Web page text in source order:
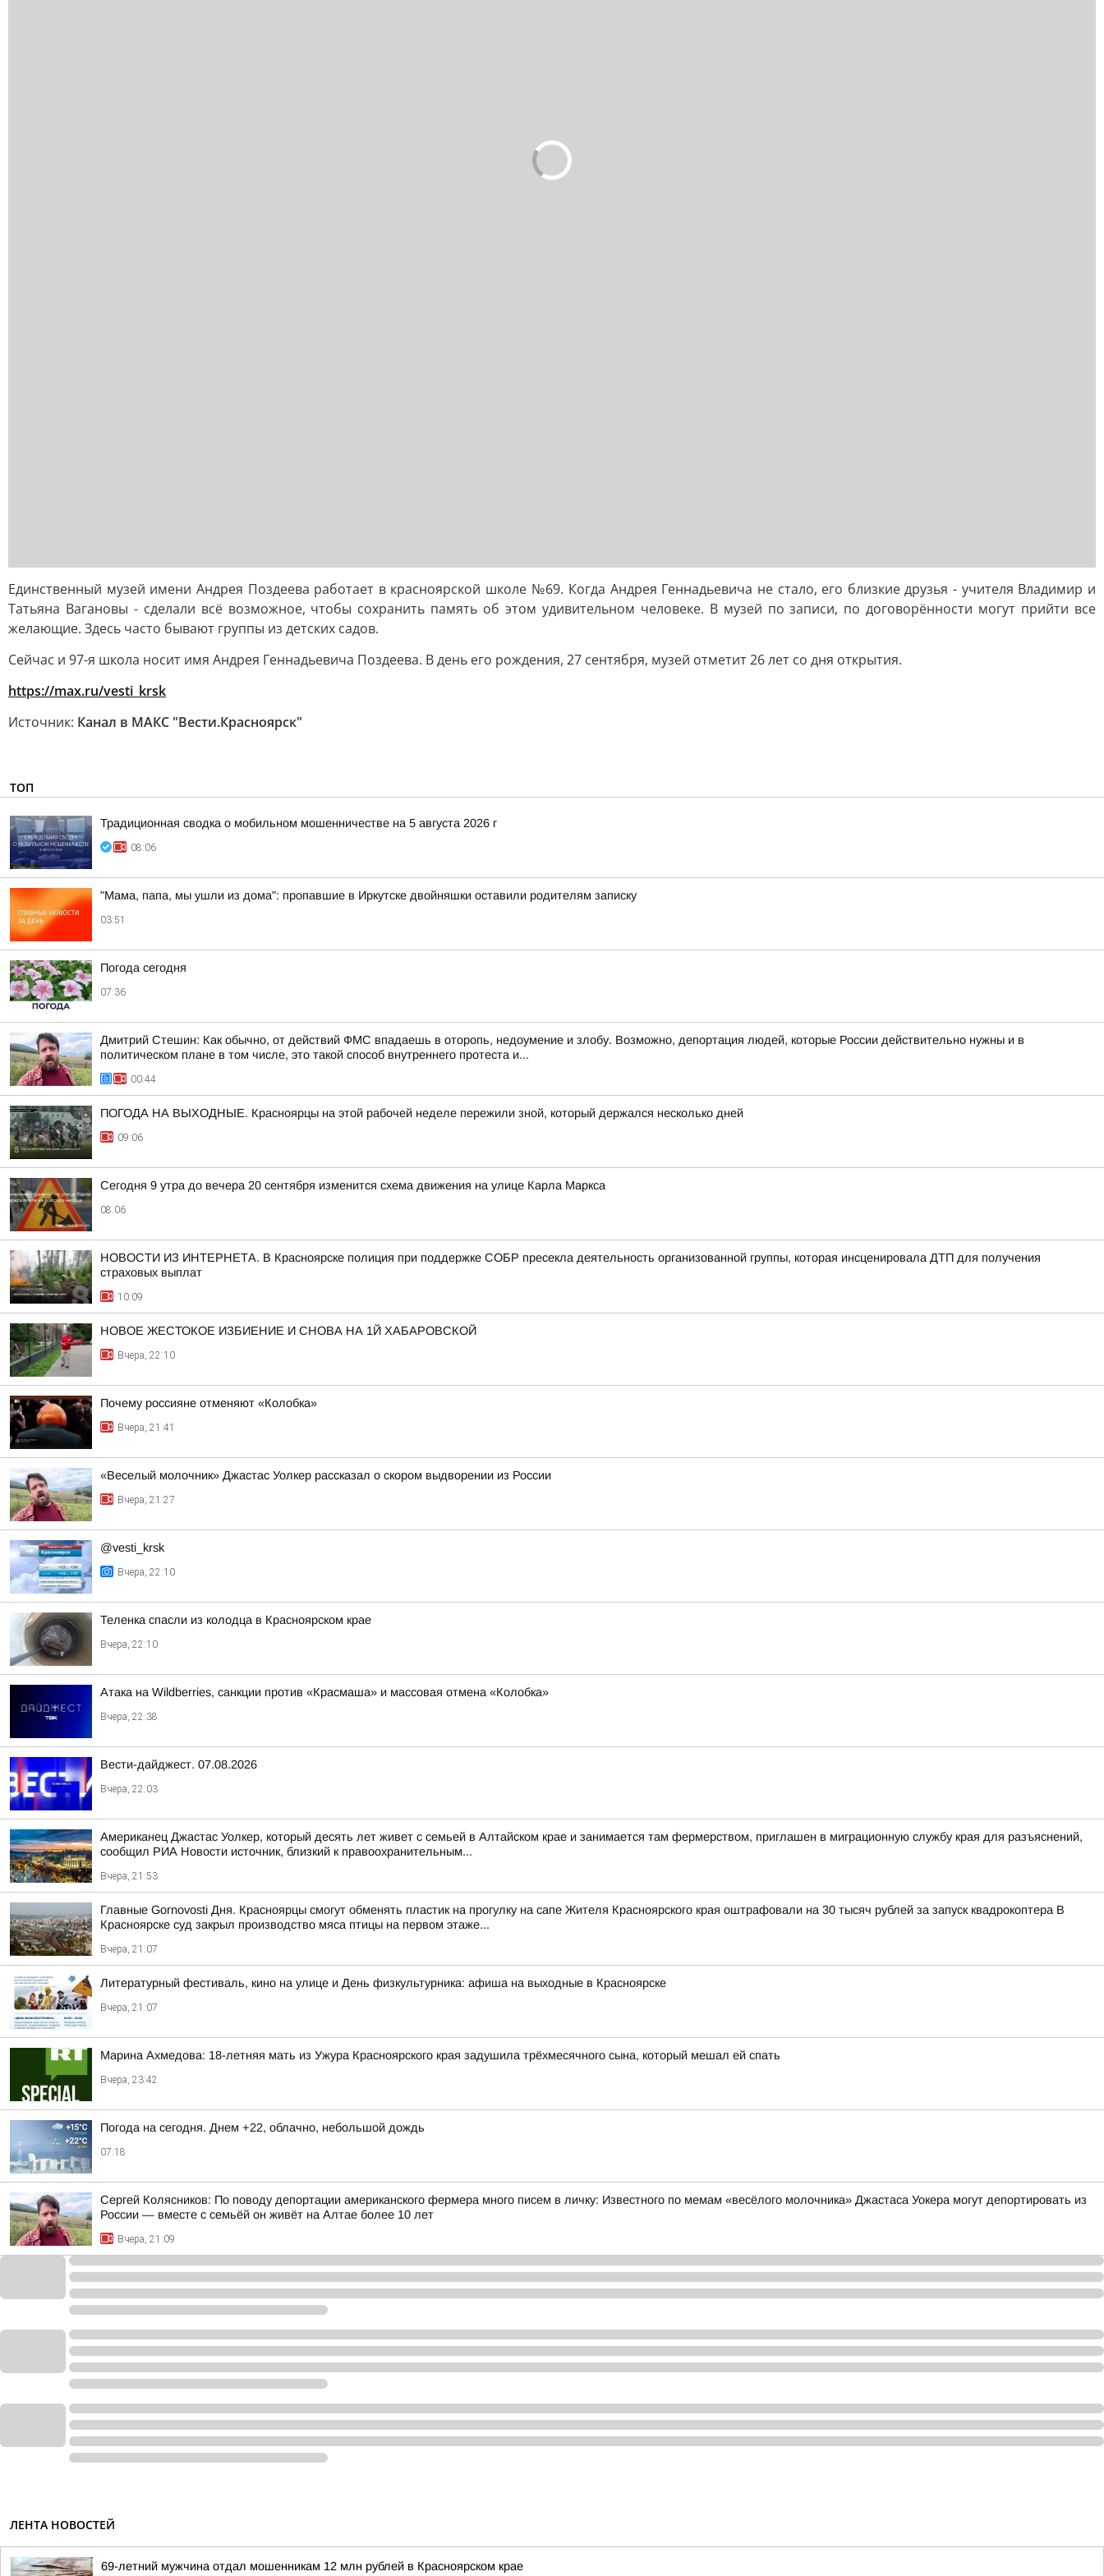
Единственный музей имени Андрея Поздеева работает в красноярской школе №69. Когда Андрея Геннадьевича не стало, его близкие друзья - учителя Владимир и
Татьяна Вагановы - сделали всё возможное, чтобы сохранить память об этом удивительном человеке. В музей по записи, по договорённости могут прийти все
желающие. Здесь часто бывают группы из детских садов.
Сейчас и 97-я школа носит имя Андрея Геннадьевича Поздеева. В день его рождения, 27 сентября, музей отметит 26 лет со дня открытия.
https://max.ru/vesti_krsk
Источник: Канал в МАКС "Вести.Красноярск"
ТОП
Традиционная сводка о мобильном мошенничестве на 5 августа 2026 г
08:06
"Мама, папа, мы ушли из дома": пропавшие в Иркутске двойняшки оставили родителям записку
03:51
Погода сегодня
07:36
Дмитрий Стешин: Как обычно, от действий ФМС впадаешь в оторопь, недоумение и злобу. Возможно, депортация людей, которые России действительно нужны и в
политическом плане в том числе, это такой способ внутреннего протеста и...
00:44
ПОГОДА НА ВЫХОДНЫЕ. Красноярцы на этой рабочей неделе пережили зной, который держался несколько дней
09:06
Сегодня 9 утра до вечера 20 сентября изменится схема движения на улице Карла Маркса
08:06
НОВОСТИ ИЗ ИНТЕРНЕТА. В Красноярске полиция при поддержке СОБР пресекла деятельность организованной группы, которая инсценировала ДТП для получения
страховых выплат
10:09
НОВОЕ ЖЕСТОКОЕ ИЗБИЕНИЕ И СНОВА НА 1Й ХАБАРОВСКОЙ
Вчера, 22:10
Почему россияне отменяют «Колобка»
Вчера, 21:41
«Веселый молочник» Джастас Уолкер рассказал о скором выдворении из России
Вчера, 21:27
@vesti_krsk
Вчера, 22:10
Теленка спасли из колодца в Красноярском крае
Вчера, 22:10
Атака на Wildberries, санкции против «Красмаша» и массовая отмена «Колобка»
Вчера, 22:38
Вести-дайджест. 07.08.2026
Вчера, 22:03
Американец Джастас Уолкер, который десять лет живет с семьей в Алтайском крае и занимается там фермерством, приглашен в миграционную службу края для разъяснений,
сообщил РИА Новости источник, близкий к правоохранительным...
Вчера, 21:53
Главные Gornovosti Дня. Красноярцы смогут обменять пластик на прогулку на сапе Жителя Красноярского края оштрафовали на 30 тысяч рублей за запуск квадрокоптера В
Красноярске суд закрыл производство мяса птицы на первом этаже...
Вчера, 21:07
Литературный фестиваль, кино на улице и День физкультурника: афиша на выходные в Красноярске
Вчера, 21:07
Марина Ахмедова: 18-летняя мать из Ужура Красноярского края задушила трёхмесячного сына, который мешал ей спать
Вчера, 23:42
Погода на сегодня. Днем +22, облачно, небольшой дождь
07:18
Сергей Колясников: По поводу депортации американского фермера много писем в личку: Известного по мемам «весёлого молочника» Джастаса Уокера могут депортировать из
России — вместе с семьёй он живёт на Алтае более 10 лет
Вчера, 21:09
ЛЕНТА НОВОСТЕЙ
69-летний мужчина отдал мошенникам 12 млн рублей в Красноярском крае